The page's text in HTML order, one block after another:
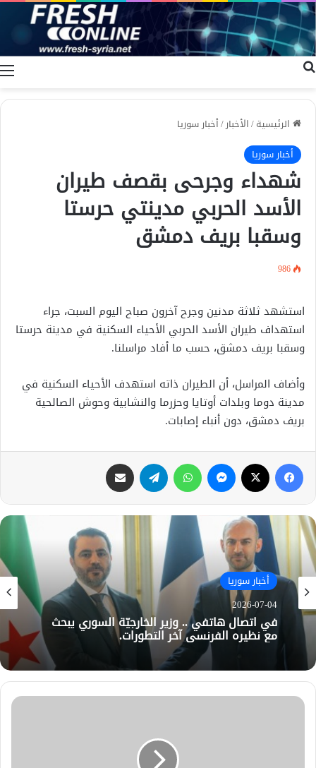
الرئيسية/الأخبار/أخبار سوريا
أخبار سوريا
شهداء وجرحى بقصف طيران
الأسد الحربي مدينتي حرستا
وسقبا بريف دمشق
986
استشهد ثلاثة مدنين وجرح آخرون صباح اليوم السبت، جراء
استهداف طيران الأسد الحربي الأحياء السكنية في مدينة حرستا
وسقبا بريف دمشق، حسب ما أفاد مراسلنا.
وأضاف المراسل، أن الطيران ذاته استهدف الأحياء السكنية في
مدينة دوما وبلدات أوتايا وحزرما والنشابية وحوش الصالحية
بريف دمشق، دون أنباء إصابات.
فيسبوك ماسنجر واتساب تيلقرام
أخبار سوريا
2026-07-04
في اتصال هاتفي .. وزير الخارجيّة السوري يبحث
مع نظيره الفرنسي آخر التطورات.